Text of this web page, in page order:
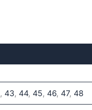
, 43, 44, 45, 46, 47, 48